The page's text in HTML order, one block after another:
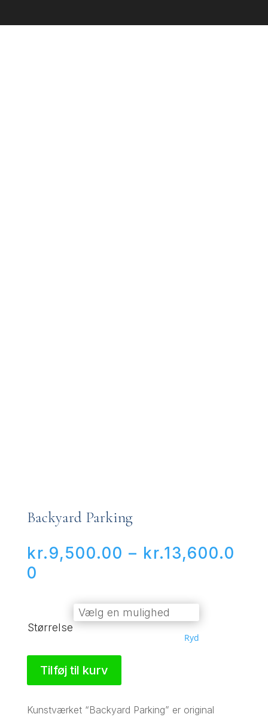
Backyard Parking
kr.9,500.00 – kr.13,600.0
0
kr.13,600.00
Størrelse
Ryd
Tilføj til kurv
Kunstværket “Backyard Parking” er original